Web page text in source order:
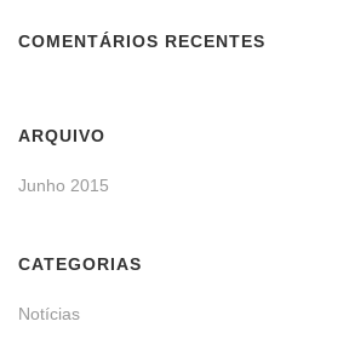
COMENTÁRIOS RECENTES
ARQUIVO
Junho 2015
CATEGORIAS
Notícias